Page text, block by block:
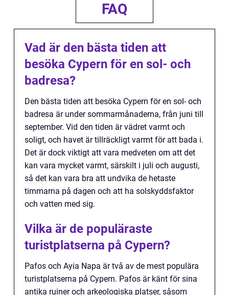
FAQ
Vad är den bästa tiden att
besöka Cypern för en sol- och
badresa?
Den bästa tiden att besöka Cypern för en sol- och
badresa är under sommarmånaderna, från juni till
september. Vid den tiden är vädret varmt och
soligt, och havet är tillräckligt varmt för att bada i.
Det är dock viktigt att vara medveten om att det
kan vara mycket varmt, särskilt i juli och augusti,
så det kan vara bra att undvika de hetaste
timmarna på dagen och att ha solskyddsfaktor
och vatten med sig.
Vilka är de populäraste
turistplatserna på Cypern?
Pafos och Ayia Napa är två av de mest populära
turistplatserna på Cypern. Pafos är känt för sina
antika ruiner och arkeologiska platser, såsom